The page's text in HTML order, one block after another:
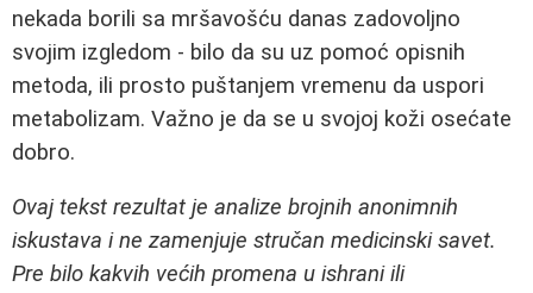
nekada borili sa mršavošću danas zadovoljno
svojim izgledom - bilo da su uz pomoć opisnih
metoda, ili prosto puštanjem vremenu da uspori
metabolizam. Važno je da se u svojoj koži osećate
dobro.
Ovaj tekst rezultat je analize brojnih anonimnih
iskustava i ne zamenjuje stručan medicinski savet.
Pre bilo kakvih većih promena u ishrani ili